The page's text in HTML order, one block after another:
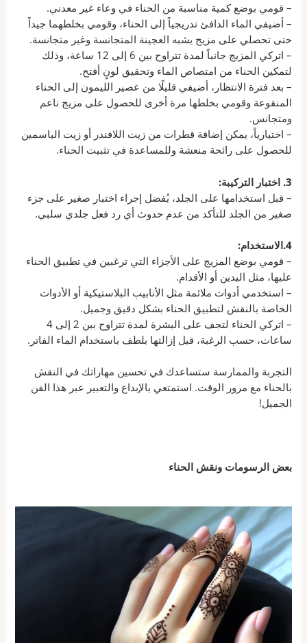
– قومي بوضع كمية مناسبة من الحناء في وعاء غير معدني.
– أضيفي الماء الدافئ تدريجياً إلى الحناء، وقومي بخلطهما جيداً
حتى تحصلي على مزيج يشبه العجينة المتجانسة وغير متجانسة.
– اتركي المزيج جانباً لمدة تتراوح بين 6 إلى 12 ساعة، وذلك
لتمكين الحناء من امتصاص الماء وتحقيق لونٍ أفتح.
– بعد فترة الانتظار، أضيفي قليلًا من عصير الليمون إلى الحناء
المنقوعة وقومي بخلطها مرة أخرى للحصول على مزيج ناعم
ومتجانس.
– اختيارياً، يمكن إضافة قطرات من زيت اللافندر أو زيت الياسمين
للحصول على رائحة منعشة وللمساعدة في تثبيت الحناء.
3. اختبار التركيبة:
– قبل استخدامها على الجلد، يُفضل إجراء اختبار صغير على جزء
صغير من الجلد للتأكد من عدم حدوث أي رد فعل جلدي سلبي.
4.الاستخدام:
– قومي بوضع المزيج على الأجزاء التي ترغبين في تطبيق الحناء
عليها، مثل اليدين أو الأقدام.
– استخدمي أدوات ملائمة مثل الأنابيب البلاستيكية أو الأدوات
الخاصة بالنقش لتطبيق الحناء بشكل دقيق وجميل.
– اتركي الحناء لتجف على البشرة لمدة تتراوح بين 2 إلى 4
ساعات، حسب الرغبة، قبل إزالتها بلطف باستخدام الماء الفاتر.
التجربة والممارسة ستساعدك في تحسين مهاراتك في النقش
بالحناء مع مرور الوقت. استمتعي بالإبداع والتعبير عبر هذا الفن
الجميل!
بعض الرسومات ونقش الحناء